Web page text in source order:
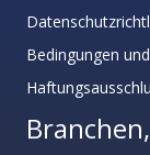
Bedingungen